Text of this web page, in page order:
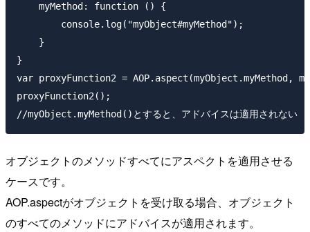
    myMethod: function () {
        console.log("myObject#myMethod");
    }
}
var proxyFunction2 = AOP.aspect(myObject.myMethod,
proxyFunction2();
オブジェクトのメソッドすべてにアスペクトを適用させる
ケースです。
AOP.aspectがオブジェクトを受け取る場合、オブジェクト
のすべてのメソッドにアドバイスが適用されます。